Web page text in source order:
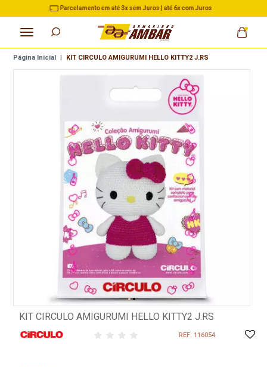
3% de Desconto no Pix nas Compras acima de R$ 500,00
Página Inicial | KIT CIRCULO AMIGURUMI HELLO KITTY2 J.RS
KIT CIRCULO AMIGURUMI HELLO KITTY2 J.RS
REF: 116054